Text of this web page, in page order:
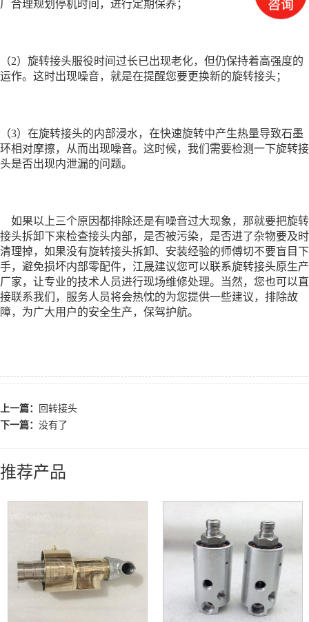
厂合理规划停机时间，进行定期保养；
（2）旋转接头服役时间过长已出现老化，但仍保持着高强度的
运作。这时出现噪音，就是在提醒您要更换新的旋转接头；
（3）在旋转接头的内部浸水，在快速旋转中产生热量导致石墨
环相对摩擦，从而出现噪音。这时候，我们需要检测一下旋转接
头是否出现内泄漏的问题。
如果以上三个原因都排除还是有噪音过大现象，那就要把旋转
接头拆卸下来检查接头内部，是否被污染，是否进了杂物要及时
清理掉，如果没有旋转接头拆卸、安装经验的师傅切不要盲目下
手，避免损坏内部零配件，江晟建议您可以联系旋转接头原生产
厂家，让专业的技术人员进行现场维修处理。
当然，您也可以直
接联系我们，服务人员将会热忱的为您提供一些建议，排除故
障，为广大用户的安全生产，保驾护航。
上一篇： 回转接头
下一篇： 没有了
推荐产品